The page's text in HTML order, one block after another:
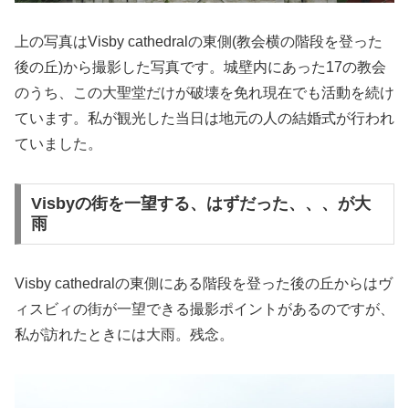
上の写真はVisby cathedralの東側(教会横の階段を登った
後の丘)から撮影した写真です。城壁内にあった17の教会
のうち、この大聖堂だけが破壊を免れ現在でも活動を続け
ています。私が観光した当日は地元の人の結婚式が行われ
ていました。
Visbyの街を一望する、はずだった、、、が大
雨
Visby cathedralの東側にある階段を登った後の丘からはヴ
ィスビィの街が一望できる撮影ポイントがあるのですが、
私が訪れたときには大雨。残念。